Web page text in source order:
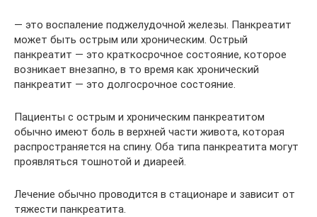
— это воспаление поджелудочной железы. Панкреатит
может быть острым или хроническим. Острый
панкреатит — это краткосрочное состояние, которое
возникает внезапно, в то время как хронический
панкреатит — это долгосрочное состояние.
Пациенты с острым и хроническим панкреатитом
обычно имеют боль в верхней части живота, которая
распространяется на спину. Оба типа панкреатита могут
проявляться тошнотой и диареей.
Лечение обычно проводится в стационаре и зависит от
тяжести панкреатита.